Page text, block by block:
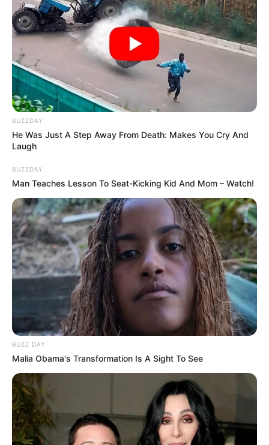
BUZZDAY
He Was Just A Step Away From Death: Makes You Cry And
Laugh
BUZZDAY
Man Teaches Lesson To Seat-Kicking Kid And Mom – Watch!
BUZZ DAY
Malia Obama's Transformation Is A Sight To See